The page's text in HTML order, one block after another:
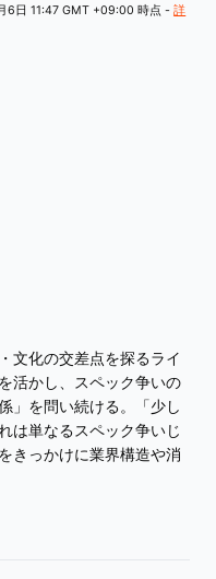
6日 11:47 GMT +09:00 時点 -詳
文化の交差点を探るライ
活かし、スペック争いの
」を問い続ける。「少し
は単なるスペック争いじ
きっかけに業界構造や消